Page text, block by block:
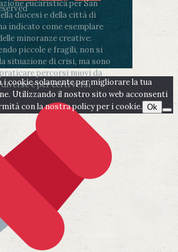
eucaristica per San
diocesi e della città di
indicato come esemplare
minoranze creative:
piccole e fragili, non si
situazione di crisi, ma sono
percorsi nuovi da
e per certi versi
cookie solamente per migliorare la tua
Utilizzando il nostro sito web acconsenti
con la nostra policy per i cookie. Ok